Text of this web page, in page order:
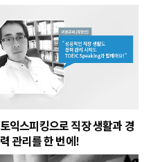
토익스피킹으로 직장 생활과 경
력 관리를 한 번에!